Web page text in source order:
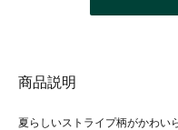
商品説明
夏らしいストライプ柄がかわい